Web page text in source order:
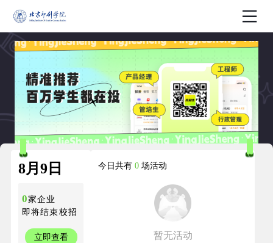
8月9日
0家企业
即将结束校招
立即查看
今日共有0 场活动
暂无活动